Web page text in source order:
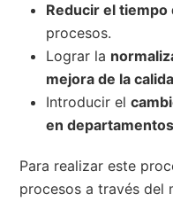
Reducir el tiempo
procesos.
Lograr la
mejora de la
Introducir el
en
Para realizar este
procesos a través